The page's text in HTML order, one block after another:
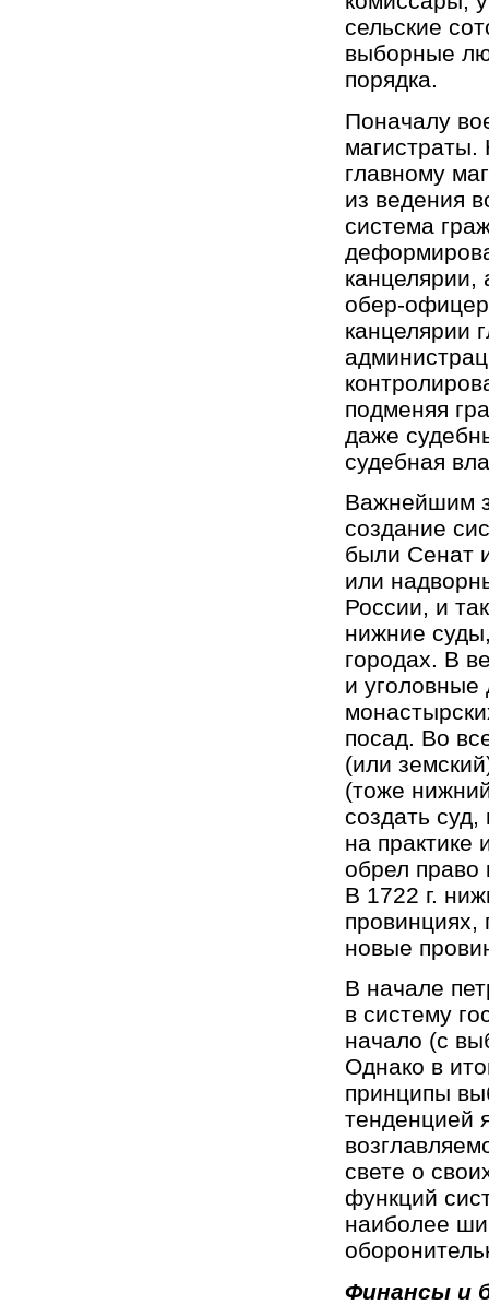
сельские
выборные
порядка.
Поначалу
магистраты.
главному
из ведения
система
канцелярии,
обер-
канцелярии
подменяя
даже
судебная
Важнейшим
создание
были Сенат
или
России, и
нижние
городах. В
и уголовные
посад. Во
(или
(тоже
создать
на практике
обрел право
В 1722 г.
новые
В начале
в систему
начало (с
Однако в
принципы
тенденцией
свете о
функций
наиболее
Финансы и